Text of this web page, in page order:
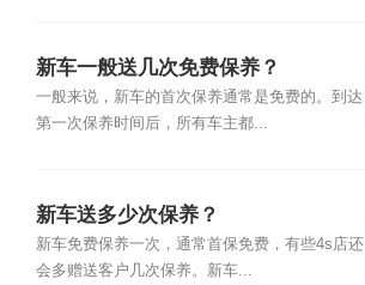
新车一般送几次免费保养？
一般来说，新车的首次保养通常是免费的。到达
第一次保养时间后，所有车主都...
新车送多少次保养？
新车免费保养一次，通常首保免费，有些4s店还
会多赠送客户几次保养。新车...